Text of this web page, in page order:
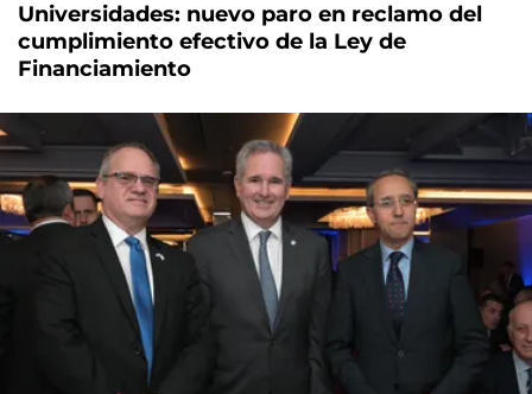
Universidades: nuevo paro en reclamo del
cumplimiento efectivo de la Ley de
Financiamiento